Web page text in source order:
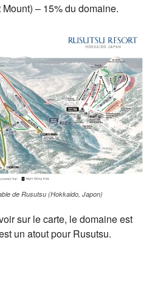
– 15% du domaine.
de Rusutsu (Hokkaido, Japon)
sur le carte, le domaine est
un atout pour Rusutsu.